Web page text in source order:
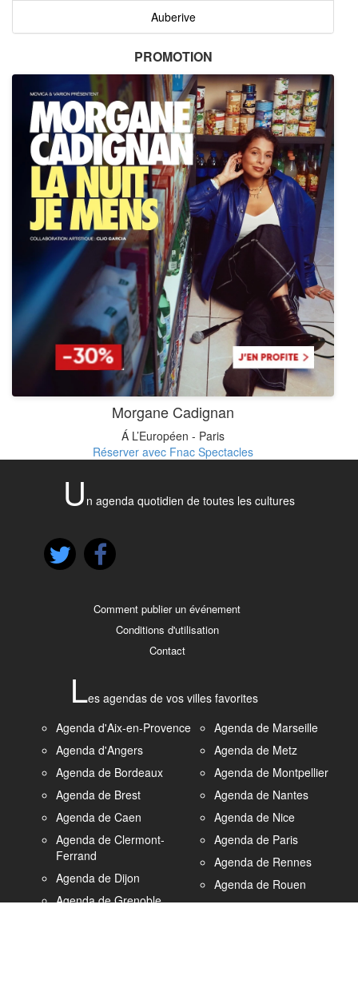
Auberive
PROMOTION
Morgane Cadignan
Á L’Européen - Paris
Réserver avec Fnac Spectacles
U n agenda quotidien de toutes les cultures
Comment publier un événement
Conditions d'utilisation
Contact
Les agendas de vos villes favorites
Agenda d'Aix-en-Provence
Agenda d'Angers
Agenda de Bordeaux
Agenda de Brest
Agenda de Caen
Agenda de Clermont-
Ferrand
Agenda de Dijon
Agenda de Grenoble
Agenda de Marseille
Agenda de Metz
Agenda de Montpellier
Agenda de Nantes
Agenda de Nice
Agenda de Paris
Agenda de Rennes
Agenda de Rouen
Agenda de Strasbourg